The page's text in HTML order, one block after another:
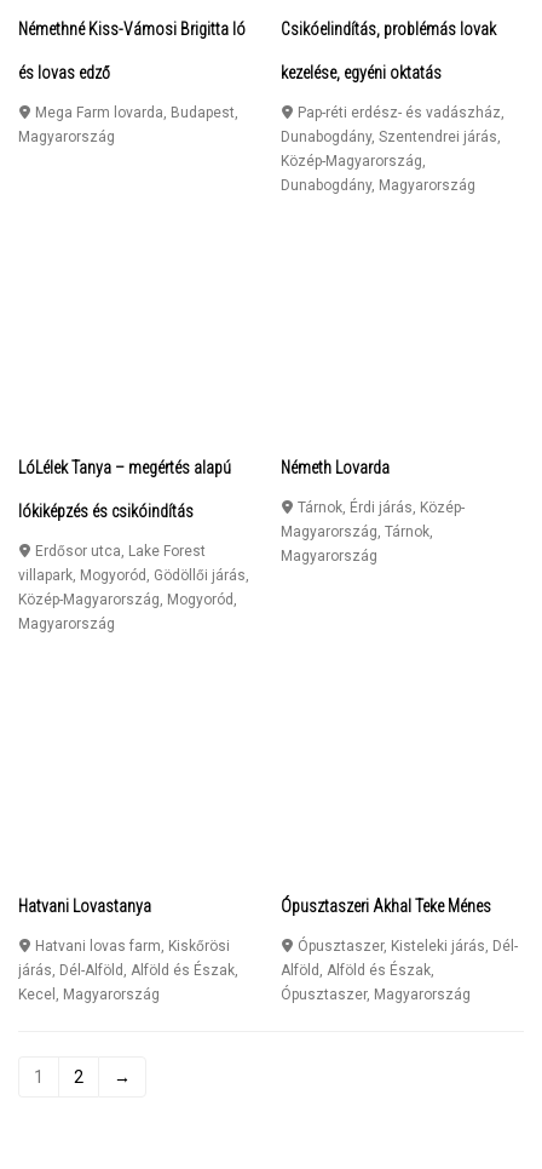
Némethné Kiss-Vámosi Brigitta ló
és lovas edző
Mega Farm lovarda, Budapest,
Magyarország
Csikóelindítás, problémás lovak
kezelése, egyéni oktatás
Pap-réti erdész- és vadászház,
Dunabogdány, Szentendrei járás,
Közép-Magyarország,
Dunabogdány, Magyarország
LóLélek Tanya – megértés alapú
lókiképzés és csikóindítás
Erdősor utca, Lake Forest
villapark, Mogyoród, Gödöllői járás,
Közép-Magyarország, Mogyoród ,
Magyarország
Németh Lovarda
Tárnok, Érdi járás, Közép-
Magyarország,Tárnok,
Magyarország
Hatvani Lovastanya
Hatvani lovas farm, Kiskőrösi
járás, Dél-Alföld, Alföld és Észak,
Kecel , Magyarország
Ópusztaszeri Akhal Teke Ménes
Ópusztaszer, Kisteleki járás, Dél-
Alföld, Alföld és Észak,
Ópusztaszer, Magyarország
1 2 →